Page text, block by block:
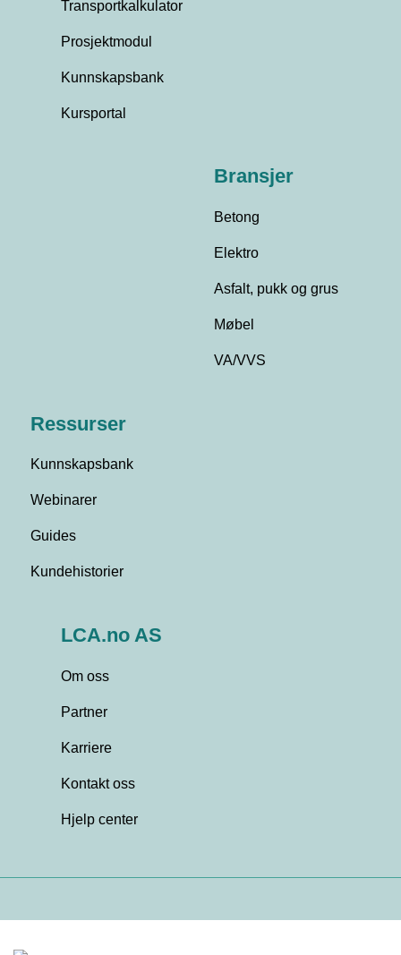
Transportkalkulator
Prosjektmodul
Kunnskapsbank
Kursportal
Bransjer
Betong
Elektro
Asfalt, pukk og grus
Møbel
VA/VVS
Ressurser
Kunnskapsbank
Webinarer
Guides
Kundehistorier
LCA.no AS
Om oss
Partner
Karriere
Kontakt oss
Hjelp center